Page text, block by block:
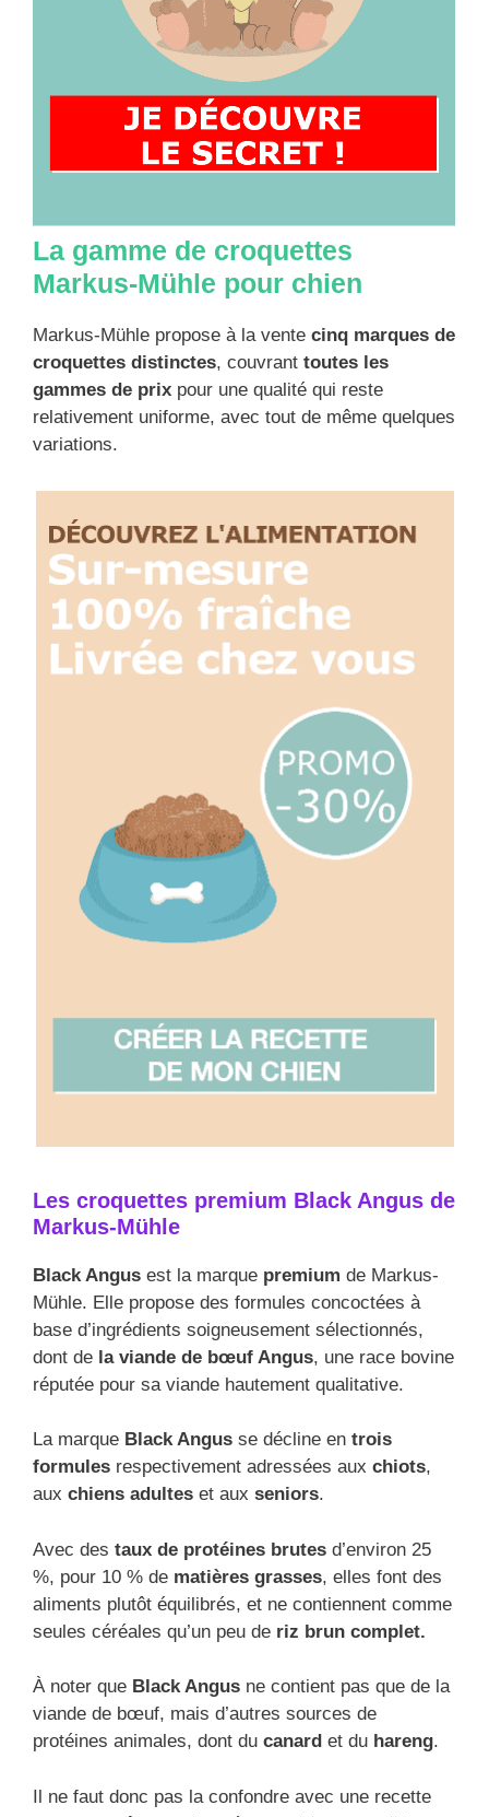
La gamme de croquettes
Markus-Mühle pour chien
Markus-Mühle propose à la vente cinq marques de
croquettes distinctes, couvrant toutes les
gammes de prix pour une qualité qui reste
relativement uniforme, avec tout de même quelques
variations.
Les croquettes premium Black Angus de
Markus-Mühle
Black Angus est la marque premium de Markus-
Mühle. Elle propose des formules concoctées à
base d’ingrédients soigneusement sélectionnés,
dont de la viande de bœuf Angus, une race bovine
réputée pour sa viande hautement qualitative.
La marque Black Angus se décline en trois
formules respectivement adressées aux chiots,
aux chiens adultes et aux seniors.
Avec des taux de protéines brutes d’environ 25
%, pour 10 % de matières grasses, elles font des
aliments plutôt équilibrés, et ne contiennent comme
seules céréales qu’un peu de riz brun complet.
À noter que Black Angus ne contient pas que de la
viande de bœuf, mais d’autres sources de
protéines animales, dont du canard et du hareng.
Il ne faut donc pas la confondre avec une recette